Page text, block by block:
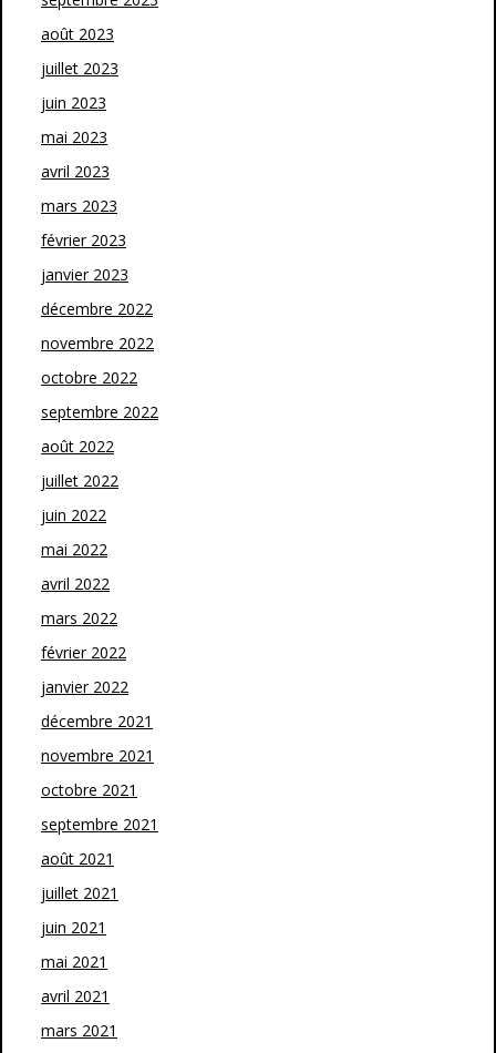
août 2023
juillet 2023
juin 2023
mai 2023
avril 2023
mars 2023
février 2023
janvier 2023
décembre 2022
novembre 2022
octobre 2022
septembre 2022
août 2022
juillet 2022
juin 2022
mai 2022
avril 2022
mars 2022
février 2022
janvier 2022
décembre 2021
novembre 2021
octobre 2021
septembre 2021
août 2021
juillet 2021
juin 2021
mai 2021
avril 2021
mars 2021